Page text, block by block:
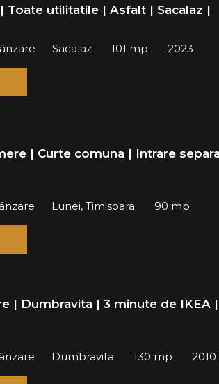
Toate utilitatile | Asfalt | Sacalaz |
Sacalaz 101 mp 2023
| Curte comuna | Intrare
Lunei, Timisoara 90 mp
| Dumbravita | 3 minute de IKEA |
Dumbravita 130 mp 2010